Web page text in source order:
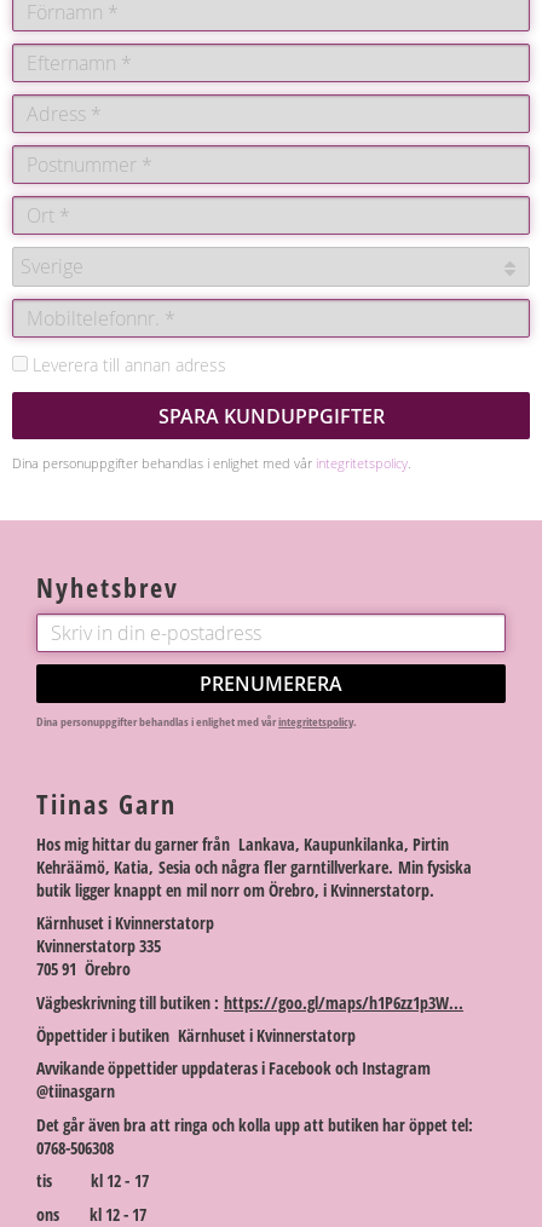
Leverera till annan adress
SPARA KUNDUPPGIFTER
Dina personuppgifter behandlas i enlighet med vår integritetspolicy
Nyhetsbrev
PRENUMERERA
Dina personuppgifter behandlas i enlighet med vårintegritetspolicy.
Tiinas Garn
Hos mig hittar du garner från Lankava, Kaupunkilanka, Pirtin
Kehräämö, Katia, Sesia och några fler garntillverkare. Min fysiska
butik ligger knappt en mil norr om Örebro, i Kvinnerstatorp.
Kärnhuset i Kvinnerstatorp
Kvinnerstatorp 335
705 91 Örebro
Vägbeskrivning till butiken : https://goo.gl/maps/h1P6zz1p3W...
Öppettider i butiken Kärnhuset i Kvinnerstatorp
Avvikande öppettider uppdateras i Facebook och Instagram
@tiinasgarn
Det går även bra att ringa och kolla upp att butiken har öppet tel:
0768-506308
tis kl 12 - 17
ons kl 12 - 17